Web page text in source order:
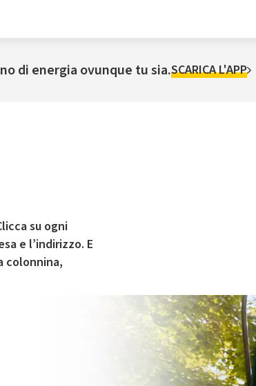
di energia ovunque tu sia.SCARICA L'APP
su ogni
e l’indirizzo. E
colonnina,